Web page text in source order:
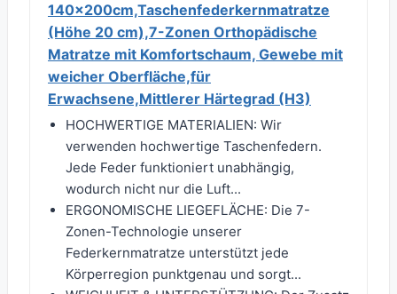
140x200cm,Taschenfederkernmatratze
(Höhe 20 cm),7-Zonen Orthopädische
Matratze mit Komfortschaum, Gewebe mit
weicher Oberfläche,für
Erwachsene,Mittlerer Härtegrad (H3)
HOCHWERTIGE MATERIALIEN: Wir
verwenden hochwertige Taschenfedern.
Jede Feder funktioniert unabhängig,
wodurch nicht nur die Luft...
ERGONOMISCHE LIEGEFLÄCHE: Die 7-
Zonen-Technologie unserer
Federkernmatratze unterstützt jede
Körperregion punktgenau und sorgt...